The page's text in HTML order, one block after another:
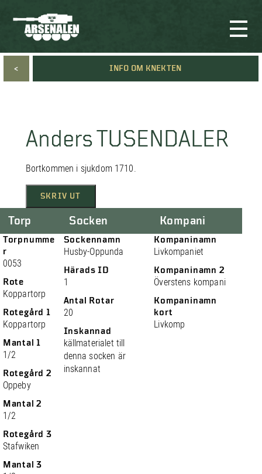
< INFO OM KNEKTEN
Anders TUSENDALER
Bortkommen i sjukdom 1710.
SKRIV UT
Torp
Torpnumme
r
0053
Rote
Koppartorp
Rotegård 1
Koppartorp
Mantal 1
1/2
Rotegård 2
Oppeby
Mantal 2
1/2
Rotegård 3
Stafwiken
Mantal 3
Socken
Sockennamn
Husby-Oppunda
Härads ID
1
Antal Rotar
20
Inskannad
källmaterialet till
denna socken är
inskannat
Kompani
Kompaninamn
Livkompaniet
Kompaninamn 2
Överstens kompani
Kompaninamn
kort
Livkomp